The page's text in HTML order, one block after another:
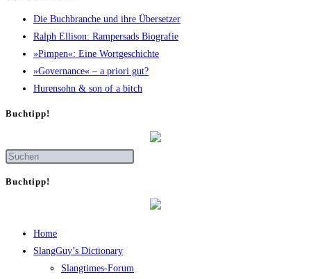
Die Buch­bran­che und ihre Übersetzer
Ralph Elli­son: Ram­pers­ads Biografie
»Pim­pen«: Eine Wortgeschichte
»Gover­nan­ce« – a prio­ri gut?
Huren­sohn & son of a bitch
Buch­tipp!
Buch­tipp!
Home
SlangGuy’s Dic­tion­a­ry
Slang­times-Forum